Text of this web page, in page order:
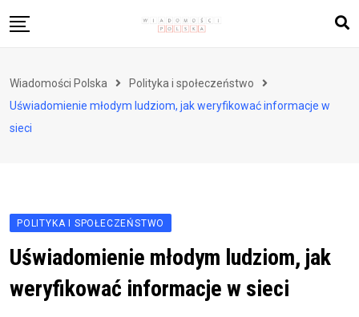
to
Zdrowie i styl życia
Polityka i społeczeństwo
Wiadomości Polska
Polityka i społeczeństwo
Uświadomienie młodym ludziom, jak weryfikować informacje w
sieci
POLITYKA I SPOŁECZEŃSTWO
Uświadomienie młodym ludziom, jak
weryfikować informacje w sieci